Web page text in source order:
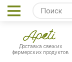
Доставка свежих
фермерских продуктов